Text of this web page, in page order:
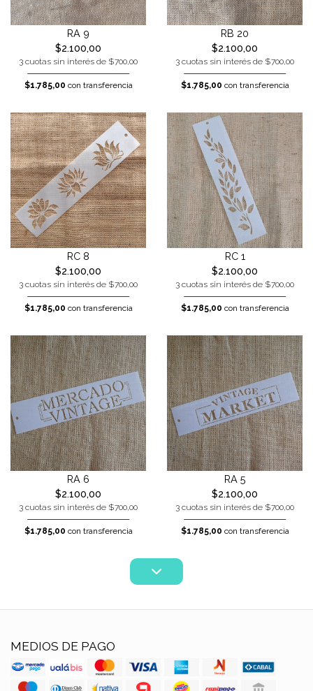
RA 9
$2.100,00
3 cuotas sin interés de $700,00
$1.785,00 con transferencia
RB 20
$2.100,00
3 cuotas sin interés de $700,00
$1.785,00 con transferencia
RC 8
$2.100,00
3 cuotas sin interés de $700,00
$1.785,00 con transferencia
RC 1
$2.100,00
3 cuotas sin interés de $700,00
$1.785,00 con transferencia
RA 6
$2.100,00
3 cuotas sin interés de $700,00
$1.785,00 con transferencia
RA 5
$2.100,00
3 cuotas sin interés de $700,00
$1.785,00 con transferencia
MEDIOS DE PAGO